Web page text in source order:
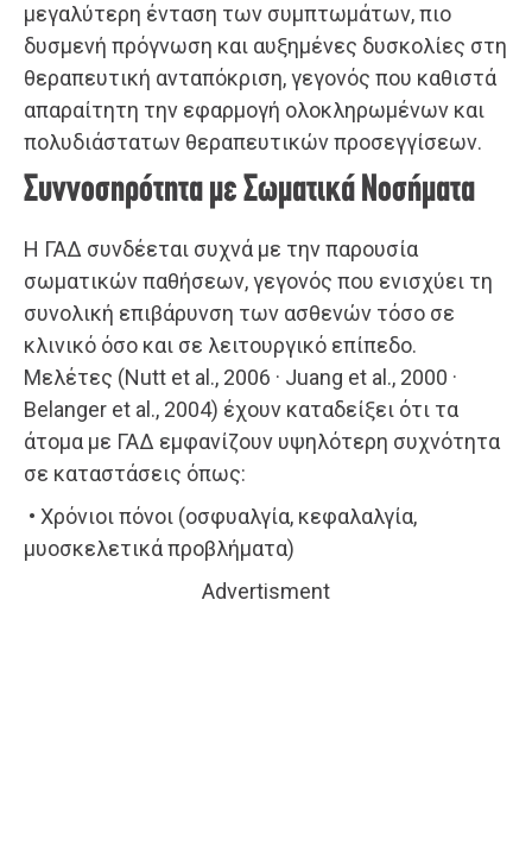
μεγαλύτερη ένταση των συμπτωμάτων, πιο
δυσμενή πρόγνωση και αυξημένες δυσκολίες στη
θεραπευτική ανταπόκριση, γεγονός που καθιστά
απαραίτητη την εφαρμογή ολοκληρωμένων και
πολυδιάστατων θεραπευτικών προσεγγίσεων.
Συννοσηρότητα με Σωματικά Νοσήματα
Η ΓΑΔ συνδέεται συχνά με την παρουσία
σωματικών παθήσεων, γεγονός που ενισχύει τη
συνολική επιβάρυνση των ασθενών τόσο σε
κλινικό όσο και σε λειτουργικό επίπεδο.
Μελέτες (Nutt et al., 2006 · Juang et al., 2000 ·
Belanger et al., 2004) έχουν καταδείξει ότι τα
άτομα με ΓΑΔ εμφανίζουν υψηλότερη συχνότητα
σε καταστάσεις όπως:
• Χρόνιοι πόνοι (οσφυαλγία, κεφαλαλγία,
μυοσκελετικά προβλήματα)
Advertisment